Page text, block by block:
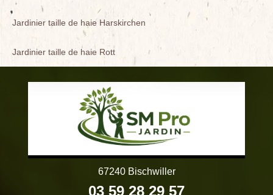
Jardinier taille de haie Harskirchen
Jardinier taille de haie Rott
67240 Bischwiller
03 59 28 29 57